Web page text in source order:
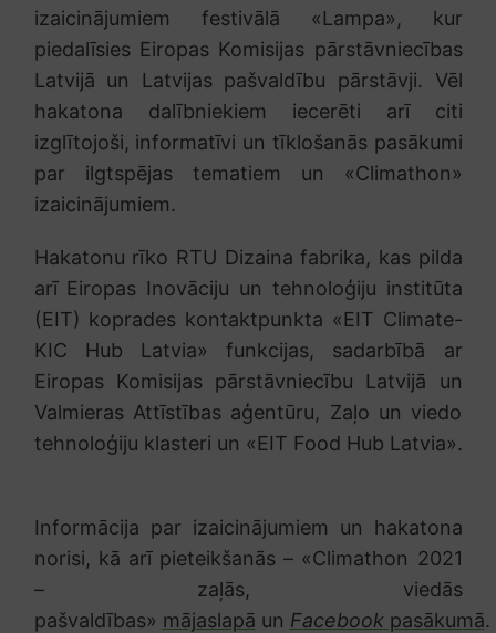
izaicinājumiem festivālā «Lampa», kur
piedalīsies Eiropas Komisijas pārstāvniecības
Latvijā un Latvijas pašvaldību pārstāvji. Vēl
hakatona dalībniekiem iecerēti arī citi
izglītojoši, informatīvi un tīklošanās pasākumi
par ilgtspējas tematiem un «Climathon»
izaicinājumiem.
Hakatonu rīko RTU Dizaina fabrika, kas pilda
arī Eiropas Inovāciju un tehnoloģiju institūta
(EIT) koprades kontaktpunkta «EIT Climate-
KIC Hub Latvia» funkcijas, sadarbībā ar
Eiropas Komisijas pārstāvniecību Latvijā un
Valmieras Attīstības aģentūru, Zaļo un viedo
tehnoloģiju klasteri un «EIT Food Hub Latvia».
Informācija par izaicinājumiem un hakatona
norisi, kā arī pieteikšanās – «Climathon 2021
– zaļās, viedās
pašvaldības» mājaslapā un Facebookpasākumā.